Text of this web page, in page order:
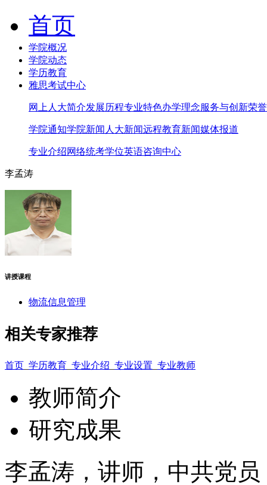
首页
学院概况
学院动态
学历教育
雅思考试中心
网上人大简介发展历程专业特色办学理念服务与创新荣
学院通知学院新闻 人大新闻远程教育新闻媒体报道
专业介绍网络统考学位英语咨询中心
李孟涛
讲授课程
物流信息管理
相关专家推荐
首页 学历教育 专业介绍 专业设置 专业教师
教师简介
研究成果
李孟涛，讲师，中共党